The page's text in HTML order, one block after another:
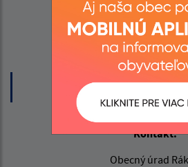
Utorok
07:30
Streda
07:30
Štvrtok
07:30
Piatok
07:30
Obedňajšia prestávka:
Kontakt:
Obecný úrad